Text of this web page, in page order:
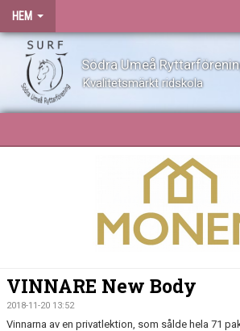
HEM
Södra Umeå
Kvalitetsmärkt ridskola
ANLÄGGNING
VINNARE New Body
2018-11-20 13:52
Vinnarna av en privatlektion, som sålde hela 71